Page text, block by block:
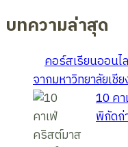
บทความล่าสุด
คอร์สเรียนออนไ
จากมหาวิทยาลัยเชีย
10 ค
พิกัดถ่